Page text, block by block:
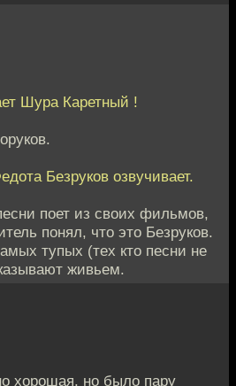
Шура Каретный !
Безруков озвучивает.
поет из своих фильмов,
понял, что это Безруков.
тупых (тех кто песни не
живьем.
хорошая, но было пару